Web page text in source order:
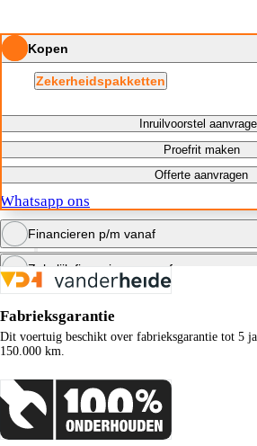
Kopen
Zekerheidspakketten
Inruilvoorstel
Proefrit maken
Offerte aanvragen
Whatsapp ons
Financieren p/m vanaf
Bereken maandbedrag
Zakelijk financieren vanaf
Fabrieksgarantie
Dit voertuig beschikt over fabrieksgarantie tot 5
150.000 km.